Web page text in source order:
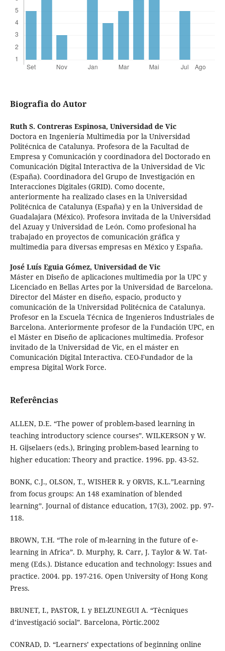
Biografia do Autor
Ruth S. Contreras Espinosa, Universidad de Vic
Doctora en Ingeniería Multimedia por la Universidad
Politécnica de Catalunya. Profesora de la Facultad de
Empresa y Comunicación y coordinadora del Doctorado en
Comunicación Digital Interactiva de la Universidad de Vic
(España). Coordinadora del Grupo de Investigación en
Interacciones Digitales (GRID). Como docente,
anteriormente ha realizado clases en la Universidad
Politécnica de Catalunya (España) y en la Universidad de
Guadalajara (México). Profesora invitada de la Universidad
del Azuay y Universidad de León. Como profesional ha
trabajado en proyectos de comunicación gráfica y
multimedia para diversas empresas en México y España.
José Luís Eguia Gómez, Universidad de Vic
Máster en Diseño de aplicaciones multimedia por la UPC y
Licenciado en Bellas Artes por la Universidad de Barcelona.
Director del Máster en diseño, espacio, producto y
comunicación de la Universidad Politécnica de Catalunya.
Profesor en la Escuela Técnica de Ingenieros Industriales de
Barcelona. Anteriormente profesor de la Fundación UPC, en
el Máster en Diseño de aplicaciones multimedia. Profesor
invitado de la Universidad de Vic, en el máster en
Comunicación Digital Interactiva. CEO-Fundador de la
empresa Digital Work Force.
Referências
ALLEN, D.E. “The power of problem-based learning in
teaching introductory science courses”. WILKERSON y W.
H. Gijselaers (eds.), Bringing problem-based learning to
higher education: Theory and practice. 1996. pp. 43-52.
BONK, C.J., OLSON, T., WISHER R. y ORVIS, K.L.”Learning
from focus groups: An 148 examination of blended
learning”. Journal of distance education, 17(3), 2002. pp. 97-
118.
BROWN, T.H. “The role of m-learning in the future of e-
learning in Africa”. D. Murphy, R. Carr, J. Taylor & W. Tat-
meng (Eds.). Distance education and technology: Issues and
practice. 2004. pp. 197-216. Open University of Hong Kong
Press.
BRUNET, I., PASTOR, I. y BELZUNEGUI A. “Tècniques
d’investigació social”. Barcelona, Pòrtic.2002
CONRAD, D. “Learners’ expectations of beginning online